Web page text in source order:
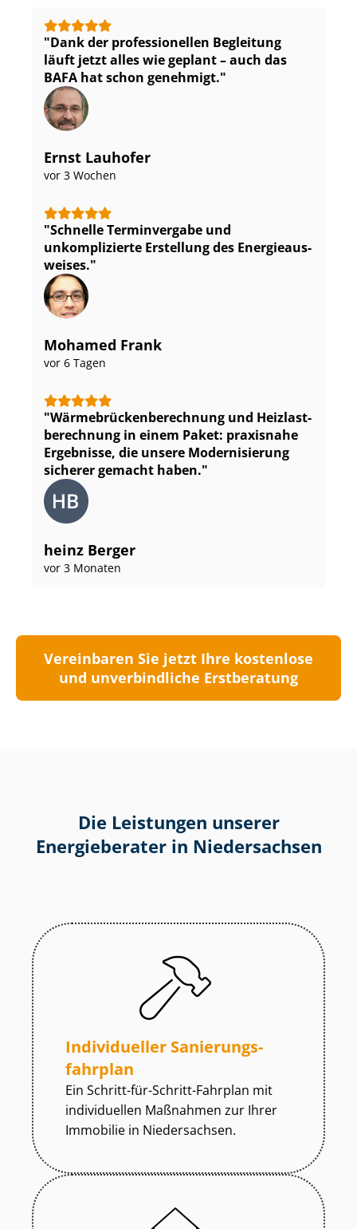
Dank der professionellen Begleitung
läuft jetzt alles wie geplant – auch das
BAFA hat schon genehmigt.
Ernst Lauhofer
vor 3 Wochen
Schnelle Terminvergabe und
unkomplizierte Erstellung des En­er­gie­aus­
wei­ses.
Mohamed Frank
vor 6 Tagen
Wär­me­brü­cken­be­rech­nung und Heiz­last­
be­rech­nung in einem Paket: praxisnahe
Ergebnisse, die unsere Modernisierung
sicherer gemacht haben.
heinz Berger
vor 3 Monaten
Vereinbaren Sie jetzt Ihre kostenlose
und unverbindliche Erstberatung
Die Leistungen unserer
Energieberater in Niedersachsen
Individueller Sa­nie­rungs­
fahr­plan
Ein Schritt-für-Schritt-Fahrplan mit
individuellen Maßnahmen zur Ihrer
Immobilie in Niedersachsen.